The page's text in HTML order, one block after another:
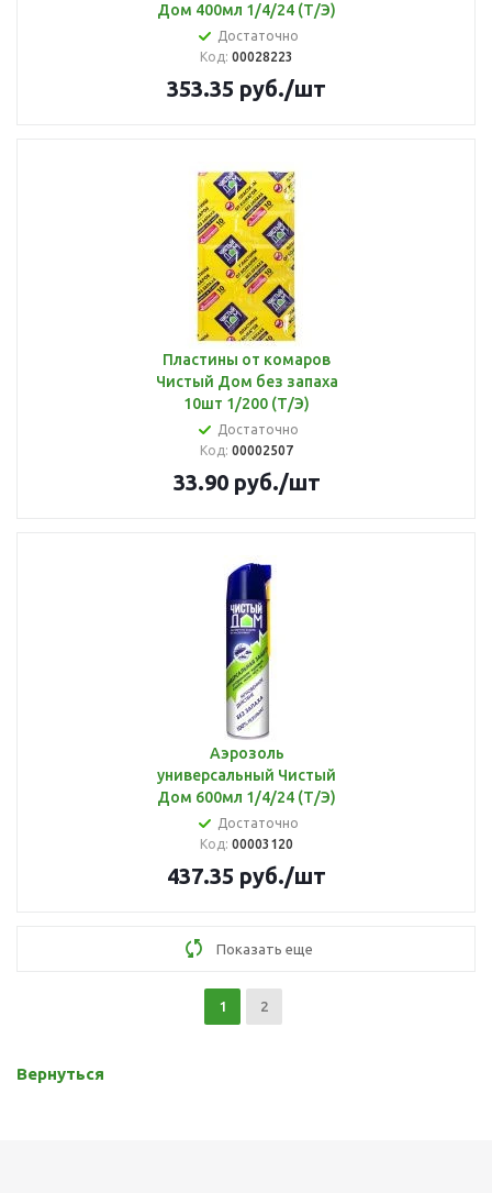
Дом 400мл 1/4/24 (Т/Э)
Достаточно
Код: 00028223
353.35 руб./шт
Пластины от комаров
Чистый Дом без запаха
10шт 1/200 (Т/Э)
Достаточно
Код: 00002507
33.90руб./шт
Аэрозоль
универсальный Чистый
Дом 600мл 1/4/24 (Т/Э)
Достаточно
Код: 00003120
437.35 руб./шт
Показать еще
1 2
Вернуться